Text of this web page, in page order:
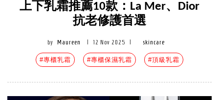
上下乳霜推薦10款：La Mer、Dior
抗老修護首選
by Maureen 12 Nov 2025 skincare
#專櫃乳霜 #專櫃保濕乳霜 #頂級乳霜